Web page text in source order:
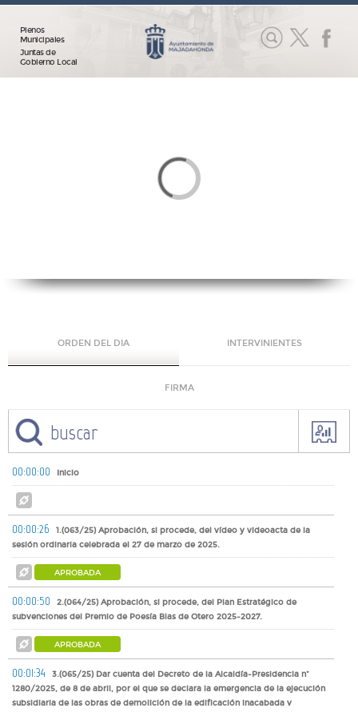
Plenos
Municipales
Juntas de
Gobierno Local
ORDEN DEL DIA INTERVINIENTES
FIRMA
00:00:00 Inicio
00:00:26
1.(063/25) Aprobación, si procede, del vídeo y videoacta de la
sesión ordinaria celebrada el 27 de marzo de 2025.
APROBADA
00:00:50
2.(064/25) Aprobación, si procede, del Plan Estratégico de
subvenciones del Premio de Poesía Blas de Otero 2025-2027.
APROBADA
00:01:34
3.(065/25) Dar cuenta del Decreto de la Alcaldía-Presidencia nº
1280/2025, de 8 de abril, por el que se declara la emergencia de la ejecución
subsidiaria de las obras de demolición de la edificación inacabada y